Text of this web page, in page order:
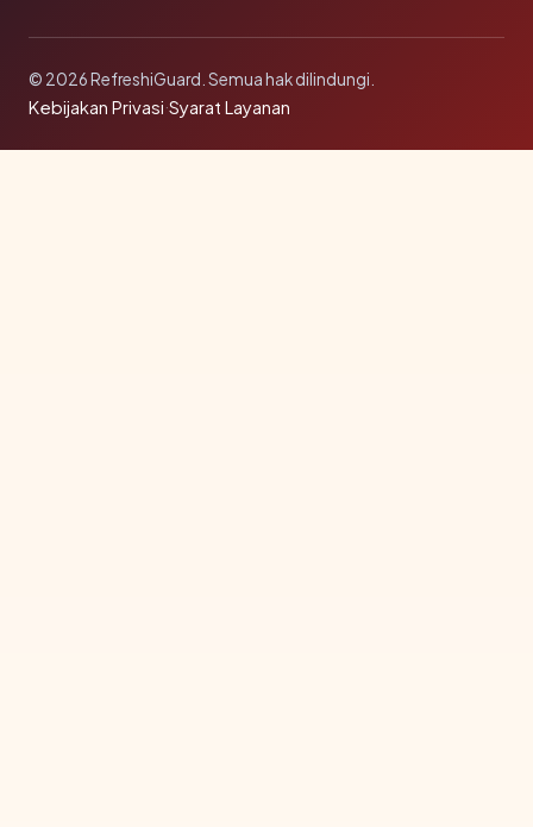
© 2026 RefreshiGuard. Semua hak dilindungi.
Kebijakan Privasi·Syarat Layanan